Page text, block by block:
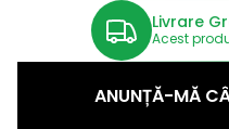
Livrare
Acest
ANUNȚĂ-MĂ